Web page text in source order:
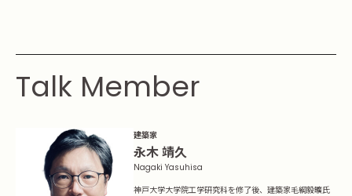
Essay
Architect Introduction
Owner Interview
ZEH Builder
Talk Member
建築家
永木 靖久
Nagaki Yasuhisa
神戸大学大学院工学研究科を修了後、建築家毛綱毅曠氏